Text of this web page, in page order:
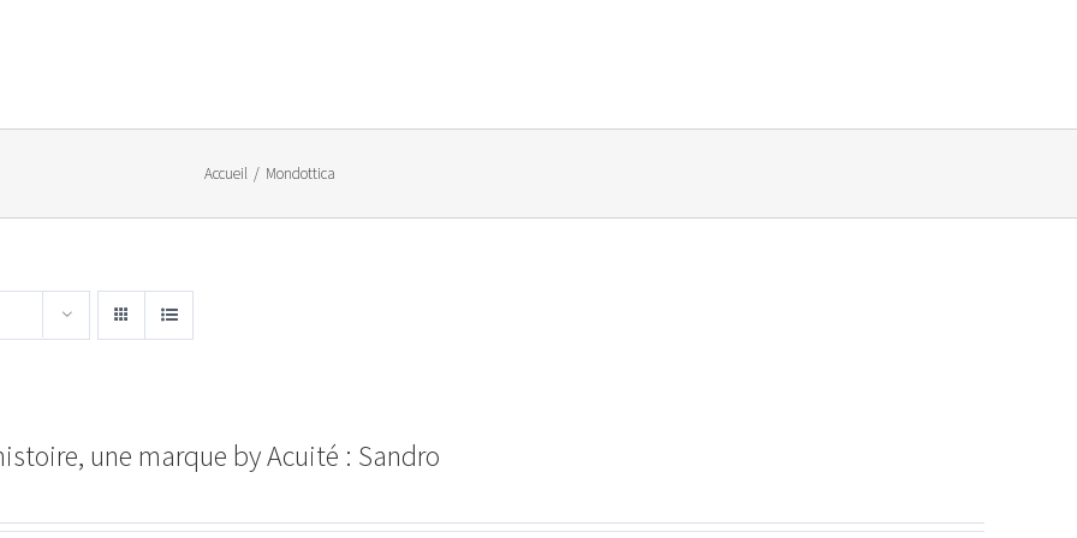
Accueil / Mondottica
une marque by Acuité : Sandro